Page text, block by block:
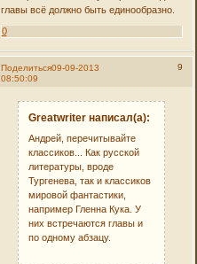
главы всё должно быть единообразно.
0
Поделиться 9
09-09-2013
08:50:09
Greatwriter написал(а):
Андрей, перечитывайте
классиков... Как русской
литературы, вроде
Тургенева, так и классиков
мировой фантастики,
например Гленна Кука. У
них встречаются главы и
по одному абзацу.